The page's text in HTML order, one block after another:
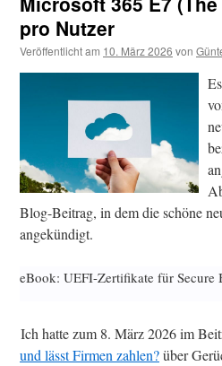
pro Nutzer
Veröffentlicht am 10. März 2026 von
Blog-Beitrag, in dem die schöne
angekündigt.
eBook: UEFI-Zertifikate für
Ich hatte zum 8. März 2026 im
und lässt Firmen zahlen?über